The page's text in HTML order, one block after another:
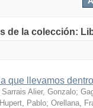
de la colección:
que llevamos dentro
Sarrais Alier, Gonzalo;
Hupert, Pablo; Orellana,